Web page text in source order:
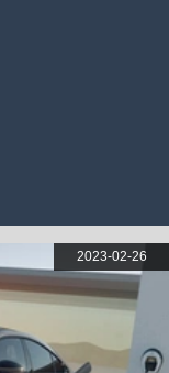
2023-02-26